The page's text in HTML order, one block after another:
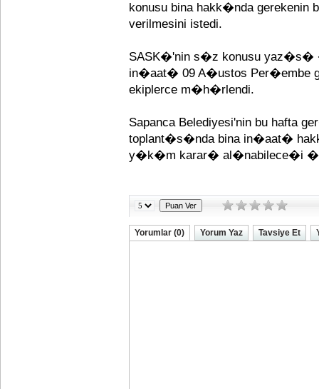
konusu bina hakk�nda
verilmesini istedi.
SASK�'nin s�z konusu yaz�s�
in�aat� 09 A�ustos Per�embe
ekiplerce m�h�rlendi.
Sapanca Belediyesi'nin bu hafta
toplant�s�nda bina in�aat�
y�k�m karar� al�nabilece�i
Yorumlar (0) Yorum Yaz Tavsiye Et